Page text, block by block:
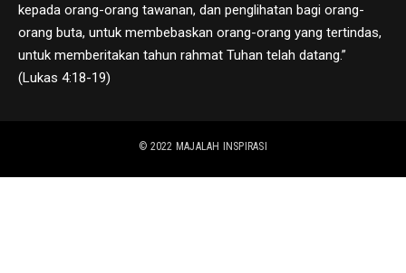
kepada orang-orang tawanan, dan penglihatan bagi orang-
orang buta, untuk membebaskan orang-orang yang tertindas,
untuk memberitakan tahun rahmat Tuhan telah datang.”
(Lukas 4:18-19)
© 2022 MAJALAH INSPIRASI